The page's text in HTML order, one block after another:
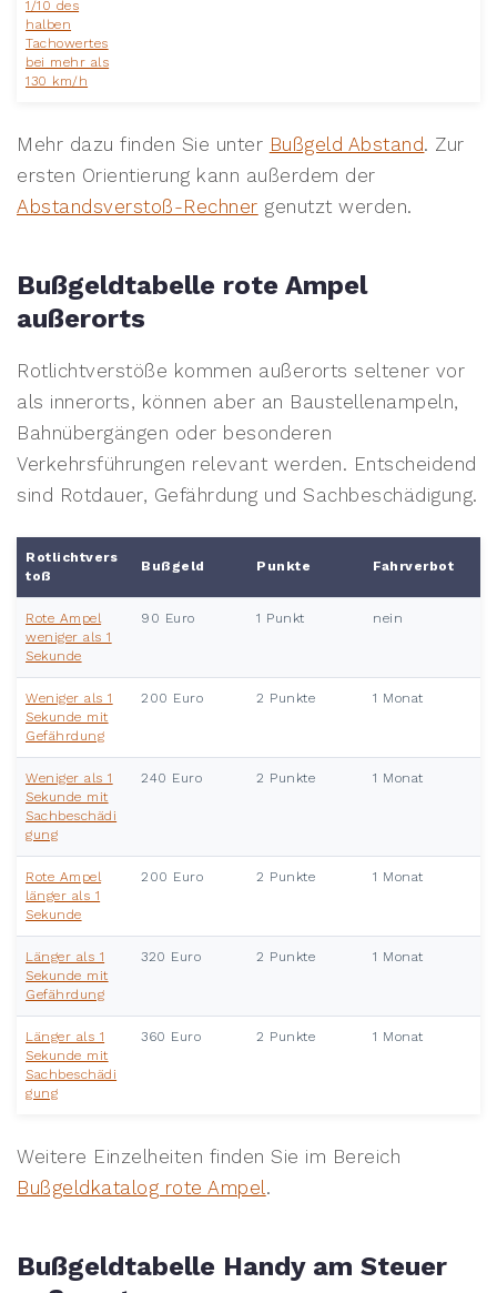
1/10 des
halben
Tachowertes
bei mehr als
130 km/h
Mehr dazu finden Sie unter Bußgeld Abstand. Zur
ersten Orientierung kann außerdem der
Abstandsverstoß-Rechner genutzt werden.
Bußgeldtabelle rote Ampel
außerorts
Rotlichtverstöße kommen außerorts seltener vor
als innerorts, können aber an Baustellenampeln,
Bahnübergängen oder besonderen
Verkehrsführungen relevant werden. Entscheidend
sind Rotdauer, Gefährdung und Sachbeschädigung.
Rotlichtvers
toß
Bußgeld Punkte Fahrverbot
Rote Ampel
weniger als 1
Sekunde
90 Euro 1 Punkt nein
Weniger als 1
Sekunde mit
Gefährdung
200 Euro 2 Punkte 1 Monat
Weniger als 1
Sekunde mit
Sachbeschädi
gung
240 Euro 2 Punkte 1 Monat
Rote Ampel
länger als 1
Sekunde
200 Euro 2 Punkte 1 Monat
Länger als 1
Sekunde mit
Gefährdung
320 Euro 2 Punkte 1 Monat
Länger als 1
Sekunde mit
Sachbeschädi
gung
360 Euro 2 Punkte 1 Monat
Weitere Einzelheiten finden Sie im Bereich
Bußgeldkatalog rote Ampel.
Bußgeldtabelle Handy am Steuer